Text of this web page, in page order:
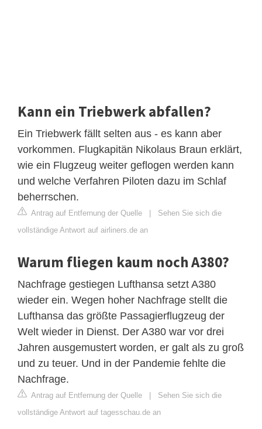
Kann ein Triebwerk abfallen?
Ein Triebwerk fällt selten aus - es kann aber
vorkommen. Flugkapitän Nikolaus Braun erklärt,
wie ein Flugzeug weiter geflogen werden kann
und welche Verfahren Piloten dazu im Schlaf
beherrschen.
Antrag auf Entfernung der Quelle | Sehen Sie sich die
vollständige Antwort auf airliners.de an
Warum fliegen kaum noch A380?
Nachfrage gestiegen Lufthansa setzt A380
wieder ein. Wegen hoher Nachfrage stellt die
Lufthansa das größte Passagierflugzeug der
Welt wieder in Dienst. Der A380 war vor drei
Jahren ausgemustert worden, er galt als zu groß
und zu teuer. Und in der Pandemie fehlte die
Nachfrage.
Antrag auf Entfernung der Quelle | Sehen Sie sich die
vollständige Antwort auf tagesschau.de an